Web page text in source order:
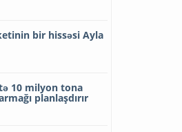
bir hissəsi Ayla
10 milyon tona
planlaşdırır